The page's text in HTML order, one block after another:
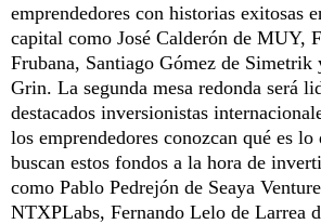
emprendedores con historias exitosas
capital como José Calderón de MUY,
Frubana, Santiago Gómez de Simetrik
Grin. La segunda mesa redonda será
destacados inversionistas
los emprendedores conozcan qué es lo
buscan estos fondos a la hora de
como Pablo Pedrejón de Seaya
NTXPLabs, Fernando Lelo de Larrea